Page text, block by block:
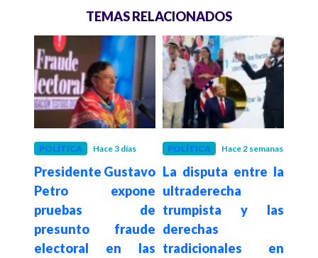
TEMAS RELACIONADOS
POLÍTICA Hace 3 días
Presidente Gustavo
Petro expone
pruebas de
presunto fraude
electoral en las
POLÍTICA Hace 2 semanas
La disputa entre la
ultraderecha
trumpista y las
derechas
tradicionales en